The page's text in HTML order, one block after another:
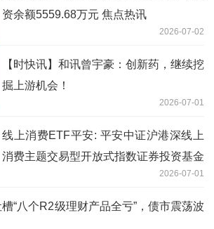
资余额5559.68万元 焦点热讯
2026-07-02
【时快讯】和讯曾宇豪：创新药，继续挖
掘上游机会！
2026-07-01
线上消费ETF平安: 平安中证沪港深线上
消费主题交易型开放式指数证券投资基金
2026-07-01
“八个R2级理财产品全亏”，债市震荡波